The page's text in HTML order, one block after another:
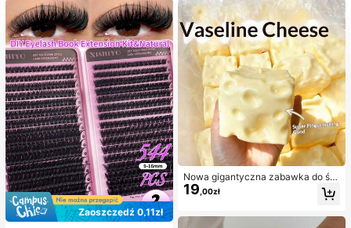
Zaoszczędź 0,11zł
Nowa gigantyczna zabawka do ści
skania w kształcie sera z nadzienie
m, kwadratowa piłka serowa do ści
a, powolne odbijanie, obudowa z T
19,00zł